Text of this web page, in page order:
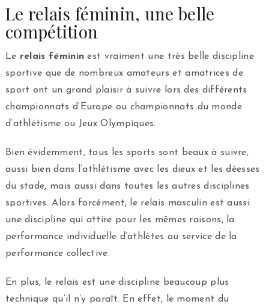
Le relais féminin, une belle
compétition
Le relais féminin est vraiment une très belle discipline
sportive que de nombreux amateurs et amatrices de
sport ont un grand plaisir à suivre lors des différents
championnats d’Europe ou championnats du monde
d’athlétisme ou Jeux Olympiques.
Bien évidemment, tous les sports sont beaux à suivre,
aussi bien dans l’athlétisme avec les dieux et les déesses
du stade, mais aussi dans toutes les autres disciplines
sportives. Alors forcément, le relais masculin est aussi
une discipline qui attire pour les mêmes raisons, la
performance individuelle d’athlètes au service de la
performance collective.
En plus, le relais est une discipline beaucoup plus
technique qu’il n’y paraît. En effet, le moment du